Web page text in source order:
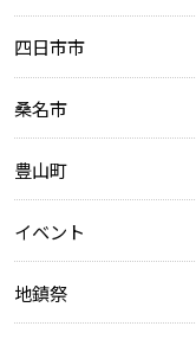
四日市市
桑名市
豊山町
イベント
地鎮祭